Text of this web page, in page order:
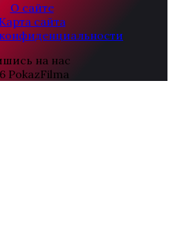
О сайте
Карта сайта
на нас
PokazFilma